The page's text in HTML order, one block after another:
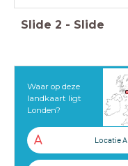
Slide 2 - Slide
Waar op deze
landkaart ligt
Londen?
A Locatie A